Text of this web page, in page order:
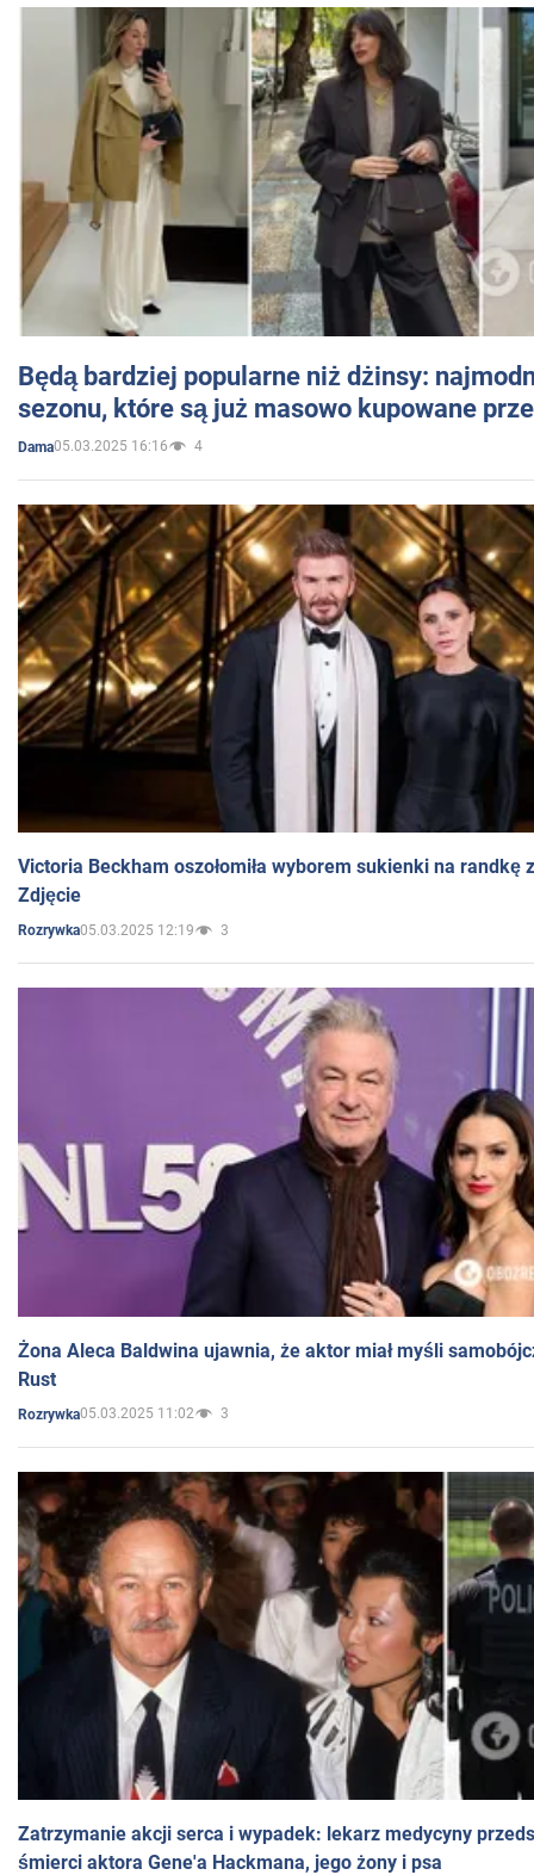
Będą bardziej popularne niż dżinsy:
sezonu, które są już masowo kupowane
Dama05.03.2025 16:16 4
Victoria Beckham oszołomiła wyborem sukienki na randkę
Zdjęcie
Rozrywka05.03.2025 12:19 3
Żona Aleca Baldwina ujawnia, że aktor miał myśli
Rust
Rozrywka05.03.2025 11:02 3
Zatrzymanie akcji serca i wypadek: lekarz medycyny
śmierci aktora Gene'a Hackmana, jego żony i psa